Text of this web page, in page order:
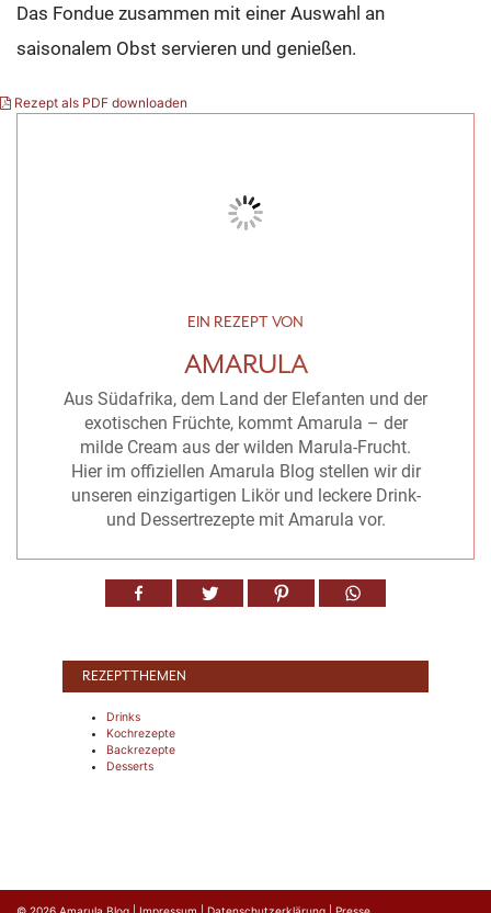
Das Fondue zusammen mit einer Auswahl an
saisonalem Obst servieren und genießen.
Rezept als PDF downloaden
EIN REZEPT VON
AMARULA
Aus Südafrika, dem Land der Elefanten und der
exotischen Früchte, kommt Amarula – der
milde Cream aus der wilden Marula-Frucht.
Hier im offiziellen Amarula Blog stellen wir dir
unseren einzigartigen Likör und leckere Drink-
und Dessertrezepte mit Amarula vor.
REZEPTTHEMEN
Drinks
Kochrezepte
Backrezepte
Desserts